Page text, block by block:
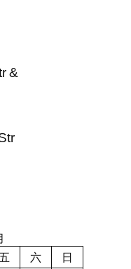
&
五 六
日